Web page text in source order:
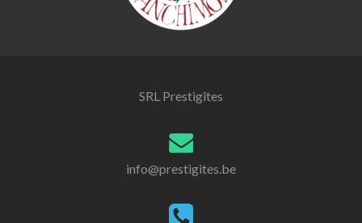
SRL Prestigîtes
info@prestigites.be